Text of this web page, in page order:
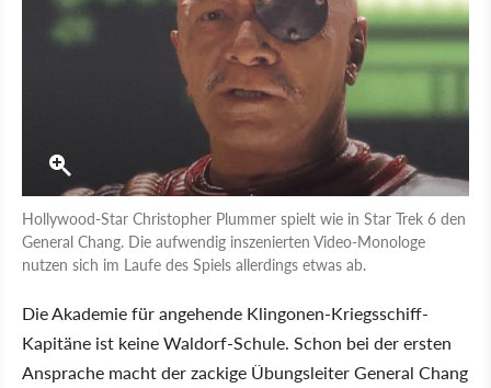
Hollywood-Star Christopher Plummer spielt wie in Star Trek 6 den
General Chang. Die aufwendig inszenierten Video-Monologe
nutzen sich im Laufe des Spiels allerdings etwas ab.
Die Akademie für angehende Klingonen-Kriegsschiff-
Kapitäne ist keine Waldorf-Schule. Schon bei der ersten
Ansprache macht der zackige Übungsleiter General Chang